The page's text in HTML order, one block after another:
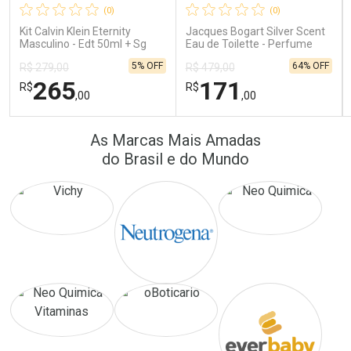
Comprar sem Desconto
Por R$ 41,57/cada
Comprar sem Desconto
Por R$ 41,57/cada
Comprar sem Desconto
Por R$ 389,90/cada
Comprar sem Desconto
Por R$ 389,90/cada
(0)
Kit Calvin Klein Eternity
Masculino - Edt 50ml + Sg
R$ 279,00
R$265,00
5% OFF
FECHAR
Ativar Desconto
FECHAR
Por Menos
(0)
Jacques Bogart Silver Scent
Eau de Toilette - Perfume
R$ 479,00
R$171 ,00
64% OFF
Laboratório
Ativar Desconto
Por Menos
As Marcas Mais Amadas
do Brasil e do Mundo